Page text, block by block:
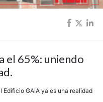
el 65%: uniendo
Edificio GAIA ya es una realidad